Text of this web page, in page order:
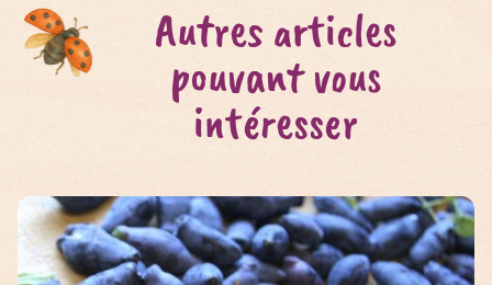
Autres articles
pouvant vous
intéresser